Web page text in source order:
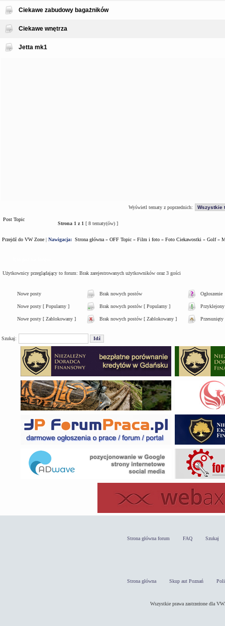
Ciekawe zabudowy bagażników
Ciekawe wnętrza
Jetta mk1
Wyświetl tematy z poprzednich:
Post Topic
Strona 1 z 1 [ 8 tematy(ów) ]
Przejdź do VW Zone | Nawigacja: Strona główna » OFF Topic » Film i foto » Foto Ciekawostki » Golf»
Użytkownicy przeglądający to forum: Brak zarejestrowanych użytkowników oraz 3 gości
Nowe posty Brak nowych postów Ogłoszenie
Nowe posty [ Popularny ] Brak nowych postów [ Popularny ] Przyklejony
Nowe posty [ Zablokowany ] Brak nowych postów [ Zablokowany ] Przesunięty
Szukaj:
Strona główna forum FAQ Szukaj
Strona główna Skup aut Poznań
Wszystkie prawa zastrzeżone dla